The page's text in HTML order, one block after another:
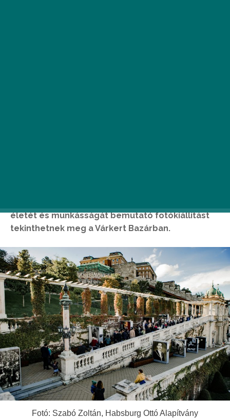
életét és munkásságát bemutató fotókiállítást
tekinthetnek meg a Várkert Bazárban.
Fotó: Szabó Zoltán, Habsburg Ottó Alapítvány